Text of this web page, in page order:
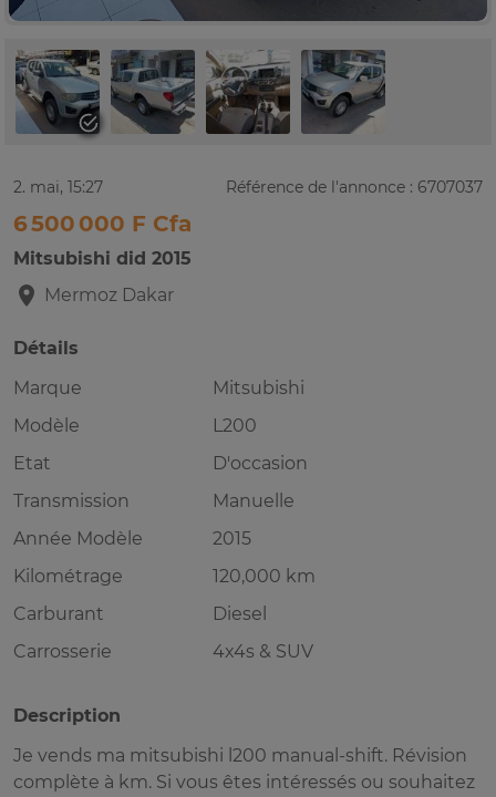
2. mai, 15:27 Référence de l'annonce : 6707037
6 500 000 F Cfa
Mitsubishi did 2015
Mermoz Dakar
Détails
Marque
Mitsubishi
Modèle
L200
Etat
D'occasion
Transmission
Manuelle
Année Modèle
2015
Kilométrage
120,000 km
Carburant
Diesel
Carrosserie
4x4s & SUV
Description
Je vends ma mitsubishi l200 manual-shift. Révision
complète à km. Si vous êtes intéressés ou souhaitez